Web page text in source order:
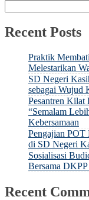
Recent Posts
Praktik
Melestarikan
SD Negeri
sebagai Wujud
Pesantren Kilat
“Semalam
Kebersamaan
Pengajian POT
di SD Negeri
Sosialisasi
Bersama
Recent